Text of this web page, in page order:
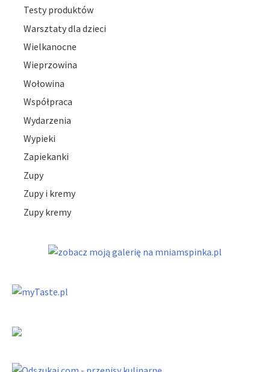
Testy produktów
Warsztaty dla dzieci
Wielkanocne
Wieprzowina
Wołowina
Współpraca
Wydarzenia
Wypieki
Zapiekanki
Zupy
Zupy i kremy
Zupy kremy